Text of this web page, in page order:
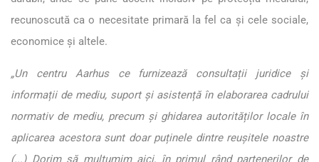
recunoscută ca o necesitate primară la fel ca și cele sociale,
economice și altele.
„Un centru Aarhus ce furnizează consultații juridice și
informații de mediu, suport și asistență în elaborarea cadrului
normativ de mediu, precum și ghidarea autorităților locale în
aplicarea acestora sunt doar puținele dintre reușitele noastre
(...) Dorim să mulțumim aici, în primul rând partenerilor de